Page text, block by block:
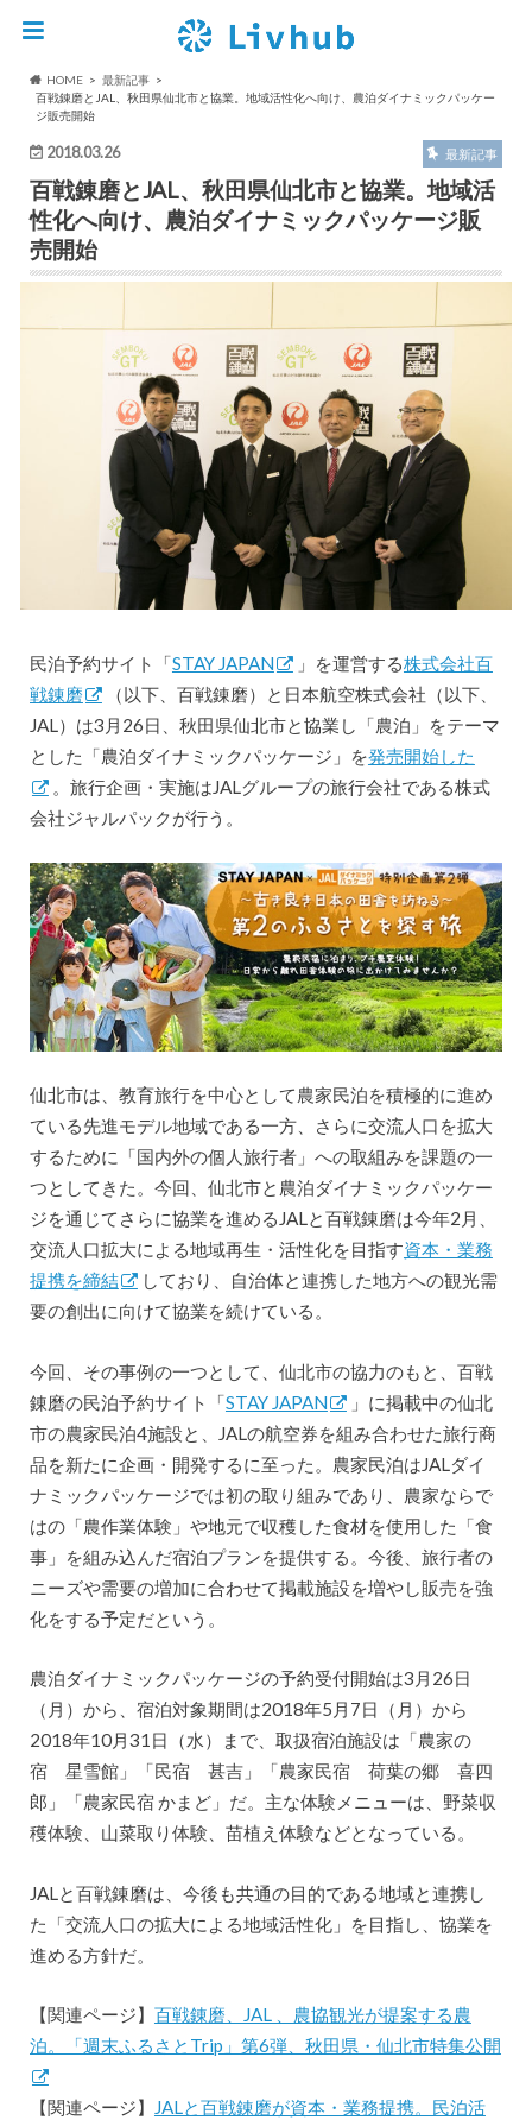
HOME
最新記事
百戦錬磨とJAL、秋田県仙北市と協業。地域活性化へ向け、農泊ダイナミックパッケー
ジ販売開始
2018.03.26 最新記事
百戦錬磨とJAL、秋田県仙北市と協業。地域活
性化へ向け、農泊ダイナミックパッケージ販
売開始
民泊予約サイト「STAY JAPAN 」を運営する株式会社百
戦錬磨
（以下、百戦錬磨）と日本航空株式会社（以下、
JAL）は3月26日、秋田県仙北市と協業し「農泊」をテーマ
とした「農泊ダイナミックパッケージ」を発売開始した
。旅行企画・実施はJALグループの旅行会社である株式
会社ジャルパックが行う。
仙北市は、教育旅行を中心として農家民泊を積極的に進め
ている先進モデル地域である一方、さらに交流人口を拡大
するために「国内外の個人旅行者」への取組みを課題の一
つとしてきた。今回、仙北市と農泊ダイナミックパッケー
ジを通じてさらに協業を進めるJALと百戦錬磨は今年2月、
交流人口拡大による地域再生・活性化を目指す資本・業務
提携を締結
しており、自治体と連携した地方への観光需
要の創出に向けて協業を続けている。
今回、その事例の一つとして、仙北市の協力のもと、百戦
錬磨の民泊予約サイト「STAY JAPAN
」に掲載中の仙北
市の農家民泊4施設と、JALの航空券を組み合わせた旅行商
品を新たに企画・開発するに至った。農家民泊はJALダイ
ナミックパッケージでは初の取り組みであり、農家ならで
はの「農作業体験」や地元で収穫した食材を使用した「食
事」を組み込んだ宿泊プランを提供する。今後、旅行者の
ニーズや需要の増加に合わせて掲載施設を増やし販売を強
化をする予定だという。
農泊ダイナミックパッケージの予約受付開始は3月26日
（月）から、宿泊対象期間は2018年5月7日（月）から
2018年10月31日（水）まで、取扱宿泊施設は「農家の
宿 星雪館」「民宿 甚吉」「農家民宿 荷葉の郷 喜四
郎」「農家民宿 かまど」だ。主な体験メニューは、野菜収
穫体験、山菜取り体験、苗植え体験などとなっている。
JALと百戦錬磨は、今後も共通の目的である地域と連携し
た「交流人口の拡大による地域活性化」を目指し、協業を
進める方針だ。
【関連ページ】 百戦錬磨、JAL 、農協観光が提案する農
泊。「週末ふるさとTrip」第6弾、秋田県・仙北市特集公開
【関連ページ】
JALと百戦錬磨が資本・業務提携。民泊活